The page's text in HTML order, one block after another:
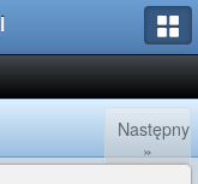
Następny
»